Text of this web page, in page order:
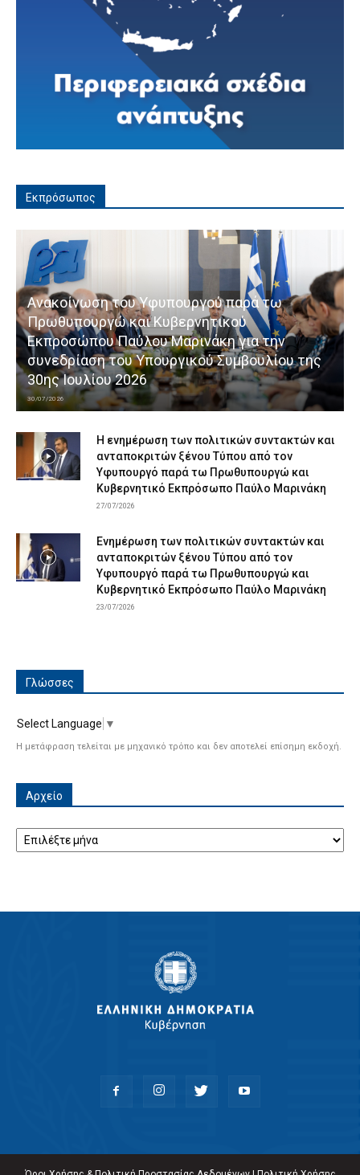
Εκπρόσωπος
Ανακοίνωση του Υφυπουργού παρά τω
Πρωθυπουργώ και Κυβερνητικού
Εκπροσώπου Παύλου Μαρινάκη για την
συνεδρίαση του Υπουργικού Συμβουλίου της
30ης Ιουλίου 2026
30/07/2026
Η ενημέρωση των πολιτικών συντακτών και
ανταποκριτών ξένου Τύπου από τον
Υφυπουργό παρά τω Πρωθυπουργώ και
Κυβερνητικό Εκπρόσωπο Παύλο Μαρινάκη
27/07/2026
Ενημέρωση των πολιτικών συντακτών και
ανταποκριτών ξένου Τύπου από τον
Υφυπουργό παρά τω Πρωθυπουργώ και
Κυβερνητικό Εκπρόσωπο Παύλο Μαρινάκη
23/07/2026
Γλώσσες
Select Language ▼
Η μετάφραση τελείται με μηχανικό τρόπο και δεν αποτελεί επίσημη εκδοχή.
Αρχείο